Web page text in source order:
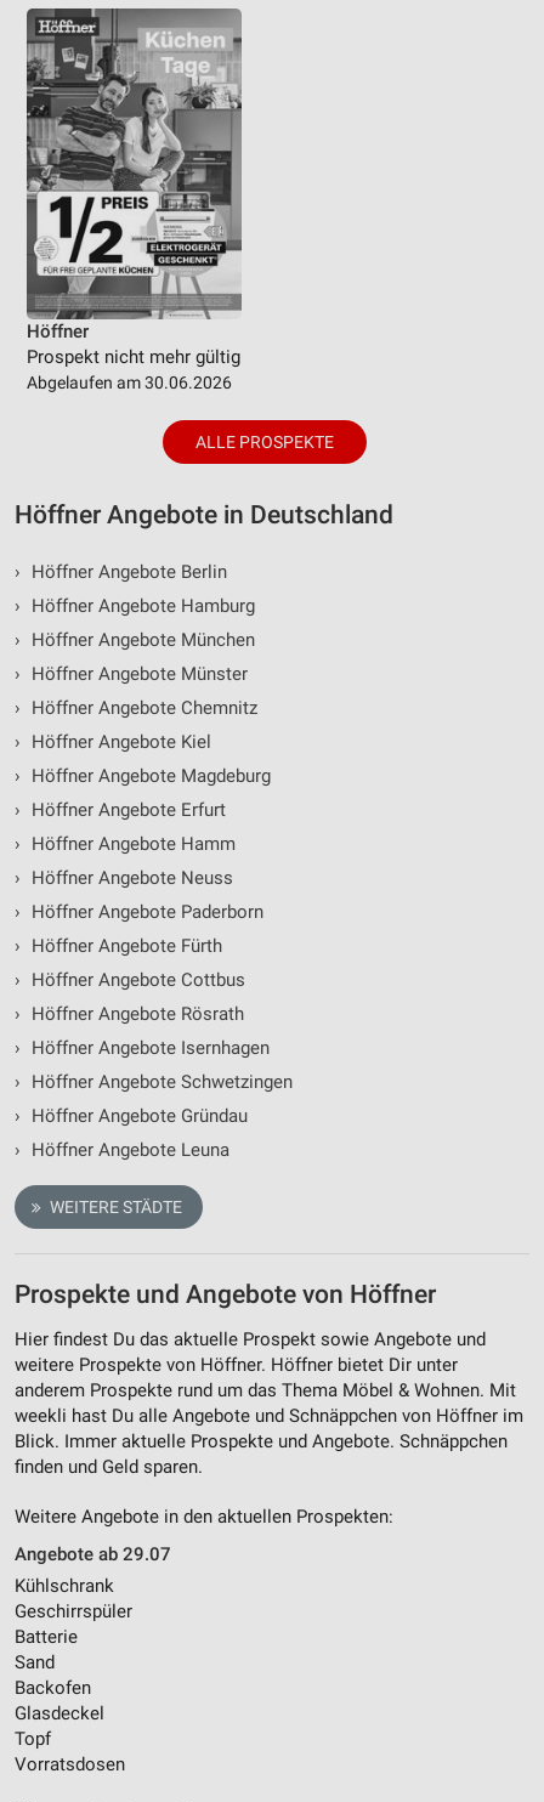
Höffner
Prospekt nicht mehr gültig
Abgelaufen am 30.06.2026
ALLE PROSPEKTE
Höffner Angebote in Deutschland
›
Höffner Angebote Berlin
›
Höffner Angebote Hamburg
›
Höffner Angebote München
›
Höffner Angebote Münster
›
Höffner Angebote Chemnitz
›
Höffner Angebote Kiel
›
Höffner Angebote Magdeburg
›
Höffner Angebote Erfurt
›
Höffner Angebote Hamm
›
Höffner Angebote Neuss
›
Höffner Angebote Paderborn
›
Höffner Angebote Fürth
›
Höffner Angebote Cottbus
›
Höffner Angebote Rösrath
›
Höffner Angebote Isernhagen
›
Höffner Angebote Schwetzingen
›
Höffner Angebote Gründau
›
Höffner Angebote Leuna
WEITERE STÄDTE
Prospekte und Angebote von Höffner
Hier findest Du das aktuelle Prospekt sowie Angebote und
weitere Prospekte von Höffner. Höffner bietet Dir unter
anderem Prospekte rund um das Thema Möbel & Wohnen. Mit
weekli hast Du alle Angebote und Schnäppchen von Höffner im
Blick. Immer aktuelle Prospekte und Angebote. Schnäppchen
finden und Geld sparen.
Weitere Angebote in den aktuellen Prospekten:
Angebote ab 29.07
Kühlschrank
Geschirrspüler
Batterie
Sand
Backofen
Glasdeckel
Topf
Vorratsdosen